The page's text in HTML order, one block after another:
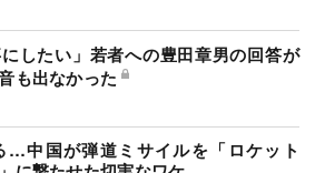
にしたい」若者への豊田章男の回答が
も出なかった
…中国が弾道ミサイルを「ロケット